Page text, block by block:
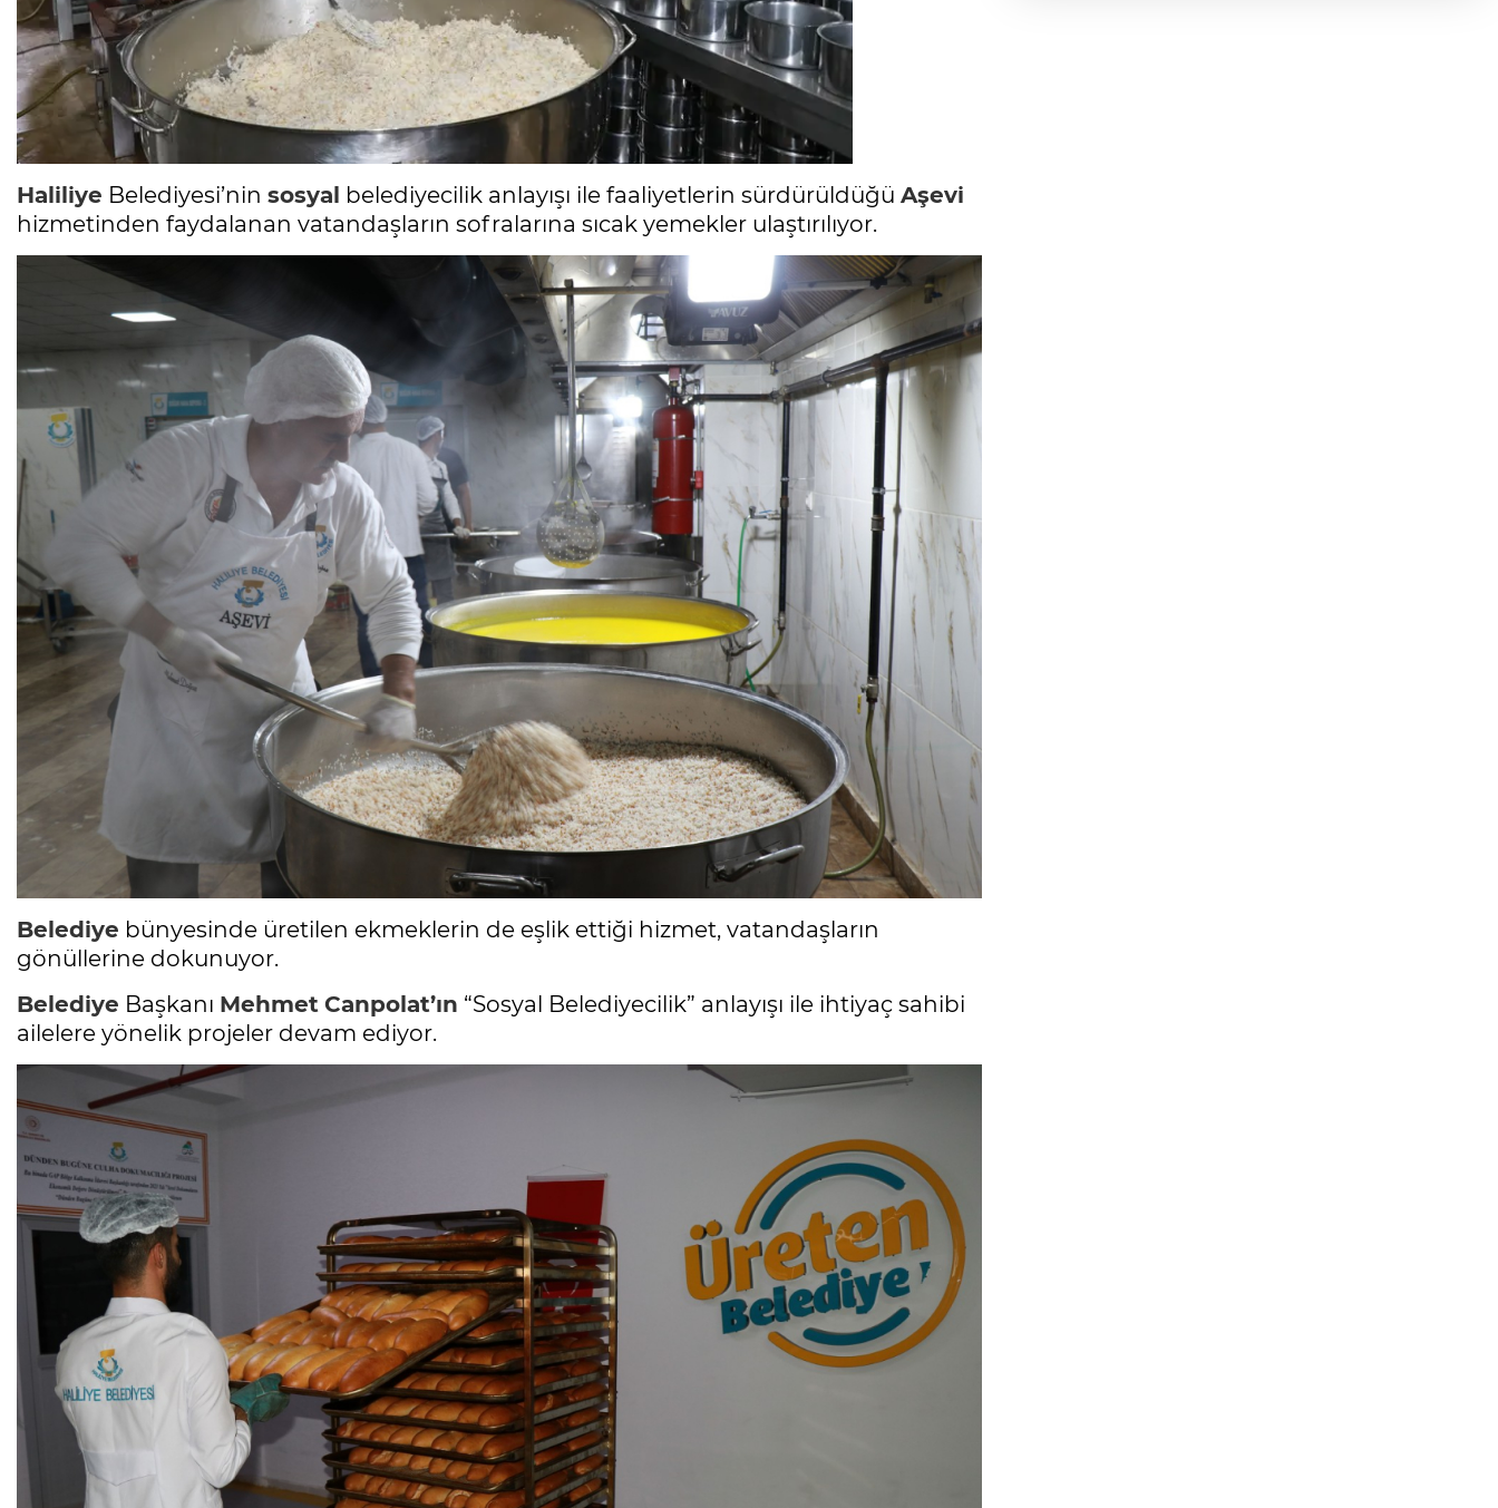
Haliliye Belediyesi’nin sosyal belediyecilik anlayışı ile faaliyetlerin sürdürüldüğü Aşevi
hizmetinden faydalanan vatandaşların sofralarına sıcak yemekler ulaştırılıyor.
Belediye bünyesinde üretilen ekmeklerin de eşlik ettiği hizmet, vatandaşların
gönüllerine dokunuyor.
Belediye Başkanı Mehmet Canpolat’ın “Sosyal Belediyecilik” anlayışı ile ihtiyaç sahibi
ailelere yönelik projeler devam ediyor.